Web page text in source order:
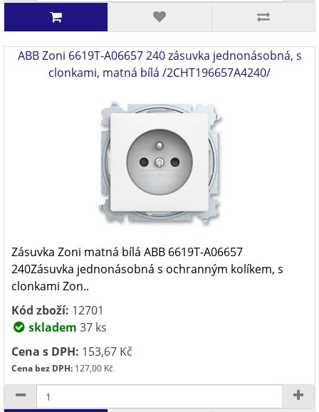
ABB Zoni 6619T-A06657 240 zásuvka jednonásobná, s
clonkami, matná bílá /2CHT196657A4240/
Zásuvka Zoni matná bílá ABB 6619T-A06657
240Zásuvka jednonásobná s ochranným kolíkem, s
clonkami Zon..
Kód zboží: 12701
skladem 37 ks
Cena s DPH: 153,67 Kč
Cena bez DPH: 127,00 Kč